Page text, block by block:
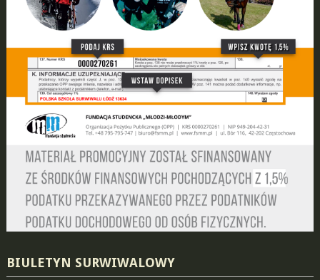
BIULETYN SURWIWALOWY